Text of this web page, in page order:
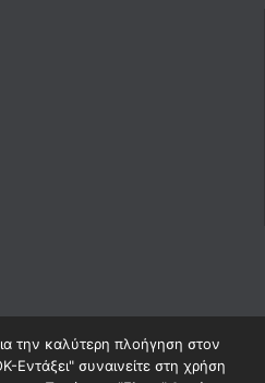
Ltd.|Χρήση Cookies
την καλύτερη πλοήγηση στον
Εντάξει" συναινείτε στη χρήση